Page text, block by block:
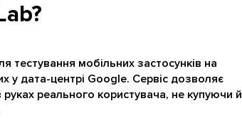
тестування мобільних застосунків на
у дата-центрі Google. Сервіс дозволяє
реального користувача, не купуючи й